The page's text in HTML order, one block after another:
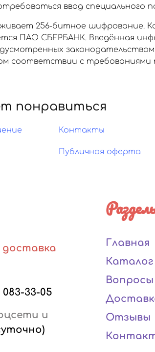
ввод специального
256-битное шифрование.
ПАО СБЕРБАНК. Введённая
соответствии с
понравиться
Контакты
Публичная оферта
083-33-05
и
Главная
Каталог
Вопросы
Отзывы